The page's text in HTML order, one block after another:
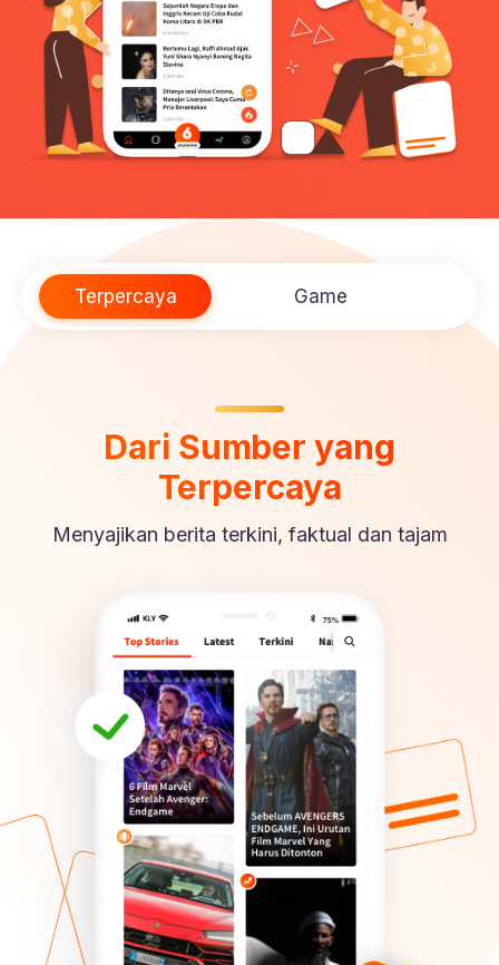
Terpercaya Game
Dari Sumber yang
Terpercaya
Menyajikan berita terkini, faktual dan tajam